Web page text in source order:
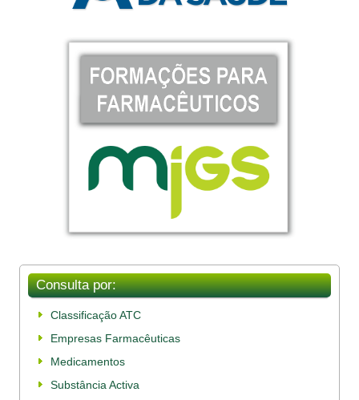
Consulta por:
Classificação ATC
Empresas Farmacêuticas
Medicamentos
Substância Activa